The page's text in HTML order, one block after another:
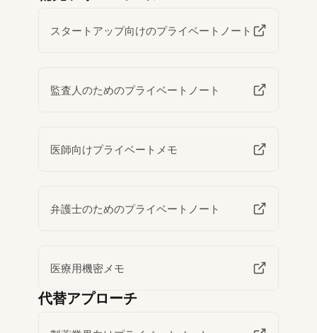
スタートアップ向けのプライベートノート
監査人のためのプライベートノート
医師向けプライベートメモ
弁護士のためのプライベートノート
医療用機密メモ
代替アプローチ